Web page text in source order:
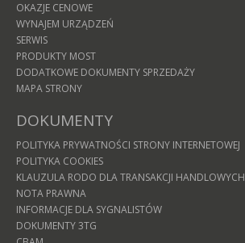
OKAZJE CENOWE
WYNAJEM URZĄDZEŃ
SERWIS
PRODUKTY MOST
DODATKOWE DOKUMENTY SPRZEDAŻY
MAPA STRONY
DOKUMENTY
POLITYKA PRYWATNOŚCI STRONY INTERNETOWEJ
POLITYKA COOKIES
KLAUZULA RODO DLA TRANSAKCJI HANDLOWYCH
NOTA PRAWNA
INFORMACJE DLA SYGNALISTÓW
DOKUMENTY 3TG